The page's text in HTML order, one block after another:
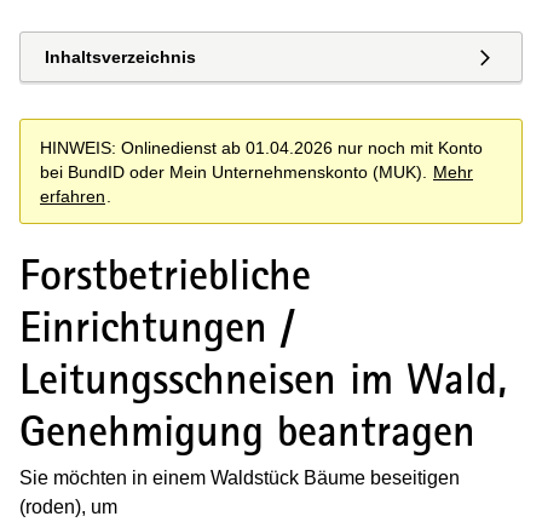
Inhaltsverzeichnis
HINWEIS: Onlinedienst ab 01.04.2026 nur noch mit Konto
bei BundID oder Mein Unternehmenskonto (MUK).
Mehr
erfahren
Forstbetriebliche
Einrichtungen /
Leitungsschneisen im Wald,
Genehmigung beantragen
Sie möchten in einem Waldstück Bäume beseitigen
(roden), um